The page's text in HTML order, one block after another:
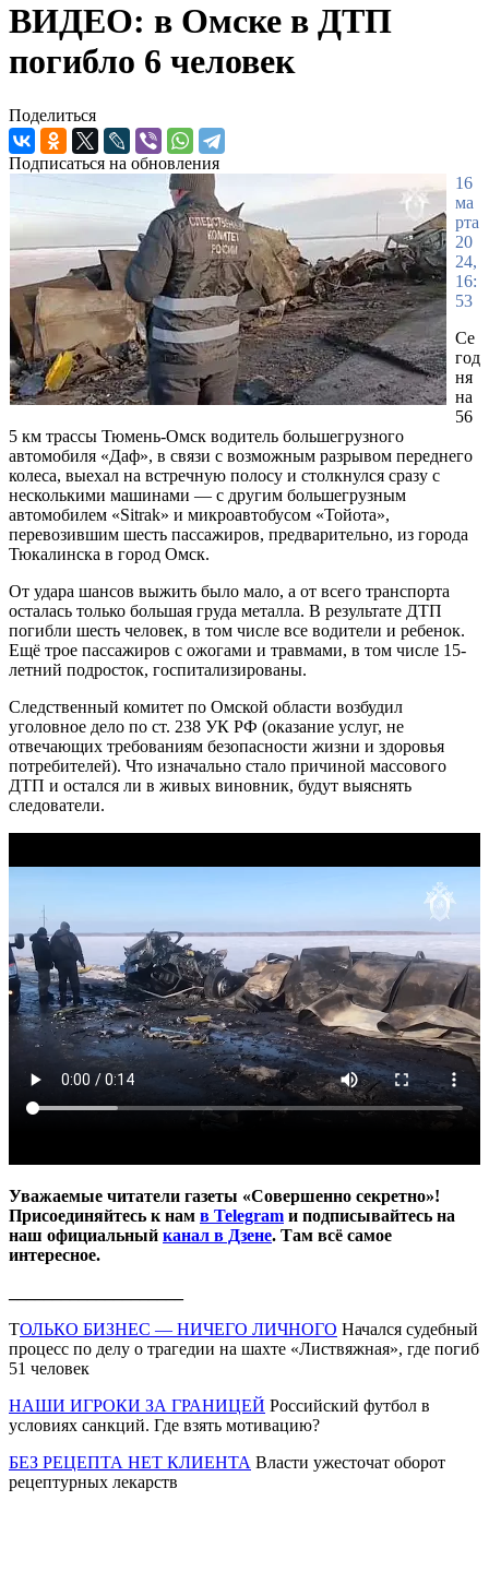
ВИДЕО: в Омске в ДТП
погибло 6 человек
Поделиться
Подписаться на обновления
16
ма
рта
20
24,
16:
53
Се
год
ня
на
56
5 км трассы Тюмень-Омск водитель большегрузного
автомобиля «Даф», в связи с возможным разрывом переднего
колеса, выехал на встречную полосу и столкнулся сразу с
несколькими машинами — с другим большегрузным
автомобилем «Sitrak» и микроавтобусом «Тойота»,
перевозившим шесть пассажиров, предварительно, из города
Тюкалинска в город Омск.
От удара шансов выжить было мало, а от всего транспорта
осталась только большая груда металла. В результате ДТП
погибли шесть человек, в том числе все водители и ребенок.
Ещё трое пассажиров с ожогами и травмами, в том числе 15-
летний подросток, госпитализированы.
Следственный комитет по Омской области возбудил
уголовное дело по ст. 238 УК РФ (оказание услуг, не
отвечающих требованиям безопасности жизни и здоровья
потребителей). Что изначально стало причиной массового
ДТП и остался ли в живых виновник, будут выяснять
следователи.
Уважаемые читатели газеты «Совершенно секретно»!
Присоединяйтесь к нам в Telegram и подписывайтесь на
наш официальный канал в Дзене. Там всё самое
интересное.
ТОЛЬКО БИЗНЕС — НИЧЕГО ЛИЧНОГО Начался судебный
процесс по делу о трагедии на шахте «Листвяжная», где погиб
51 человек
НАШИ ИГРОКИ ЗА ГРАНИЦЕЙ Российский футбол в
условиях санкций. Где взять мотивацию?
БЕЗ РЕЦЕПТА НЕТ КЛИЕНТА Власти ужесточат оборот
рецептурных лекарств